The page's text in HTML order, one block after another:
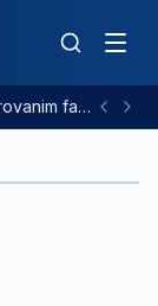
ZDK odobrio 2,38 miliona KM podrške registrovanim farmama goveda